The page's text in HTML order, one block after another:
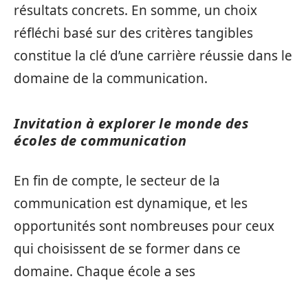
résultats concrets. En somme, un choix
réfléchi basé sur des critères tangibles
constitue la clé d’une carrière réussie dans le
domaine de la communication.
Invitation à explorer le monde des
écoles de communication
En fin de compte, le secteur de la
communication est dynamique, et les
opportunités sont nombreuses pour ceux
qui choisissent de se former dans ce
domaine. Chaque école a ses